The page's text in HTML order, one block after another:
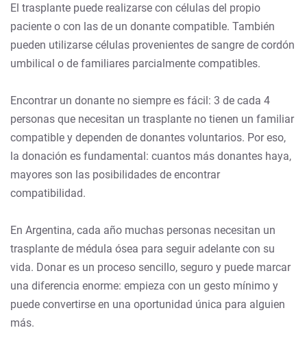
El trasplante puede realizarse con células del propio
paciente o con las de un donante compatible. También
pueden utilizarse células provenientes de sangre de cordón
umbilical o de familiares parcialmente compatibles.
Encontrar un donante no siempre es fácil: 3 de cada 4
personas que necesitan un trasplante no tienen un familiar
compatible y dependen de donantes voluntarios. Por eso,
la donación es fundamental: cuantos más donantes haya,
mayores son las posibilidades de encontrar
compatibilidad.
En Argentina, cada año muchas personas necesitan un
trasplante de médula ósea para seguir adelante con su
vida. Donar es un proceso sencillo, seguro y puede marcar
una diferencia enorme: empieza con un gesto mínimo y
puede convertirse en una oportunidad única para alguien
más.